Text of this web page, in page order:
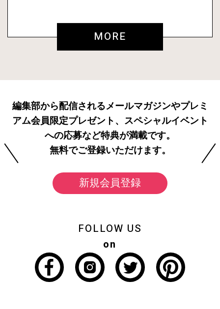
MORE
編集部から配信されるメールマガジンやプレミ
アム会員限定プレゼント、スペシャルイベント
への応募など特典が満載です。
無料でご登録いただけます。
新規会員登録
FOLLOW US
on